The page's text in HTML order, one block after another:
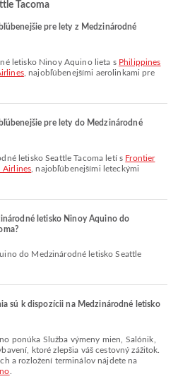
Tacoma
pre lety z Medzinárodné
letisko Ninoy Aquino lieta s Philippines
, najobľúbenejšími aerolinkami pre
pre lety do Medzinárodné
letisko Seattle Tacoma letí s Frontier
Airlines , najobľúbenejšími leteckými
letisko Ninoy Aquino do
sú k dispozícii na Medzinárodné letisko
ktoré zlepšia váš cestovný zážitok.
a rozložení terminálov nájdete na